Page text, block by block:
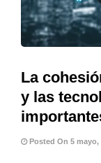
La
y las
Posted On 5 mayo,